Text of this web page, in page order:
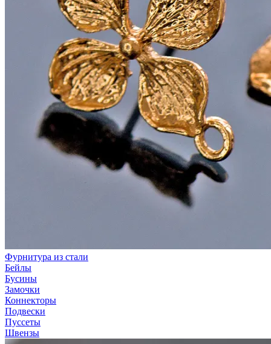
Фурнитура из стали
Бейлы
Бусины
Замочки
Коннекторы
Подвески
Пуссеты
Швензы